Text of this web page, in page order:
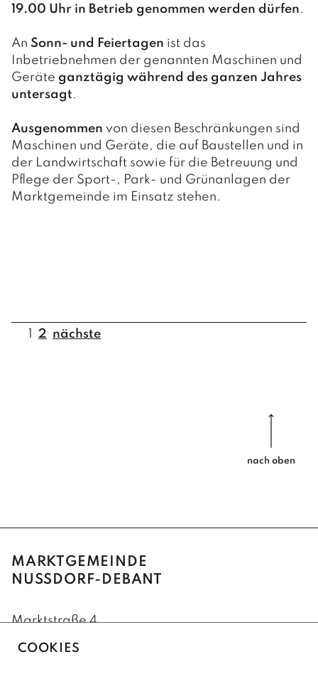
19.00 Uhr in Betrieb genommen werden dürfen.
An Sonn- und Feiertagen ist das
Inbetriebnehmen der genannten Maschinen und
Geräte ganztägig während des ganzen Jahres
untersagt.
Ausgenommen von diesen Beschränkungen sind
Maschinen und Geräte, die auf Baustellen und in
der Landwirtschaft sowie für die Betreuung und
Pflege der Sport-, Park- und Grünanlagen der
Marktgemeinde im Einsatz stehen.
2 nächste
nach oben
MARKTGEMEINDE
NUSSDORF-DEBANT
Marktstraße 4
COOKIES